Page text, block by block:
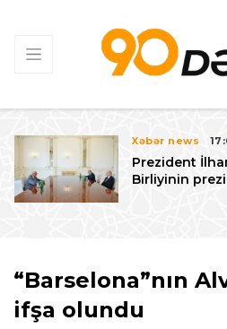
Xəbər news
Prezident
Birliyinin
“Barselona”nın
ifşa olundu